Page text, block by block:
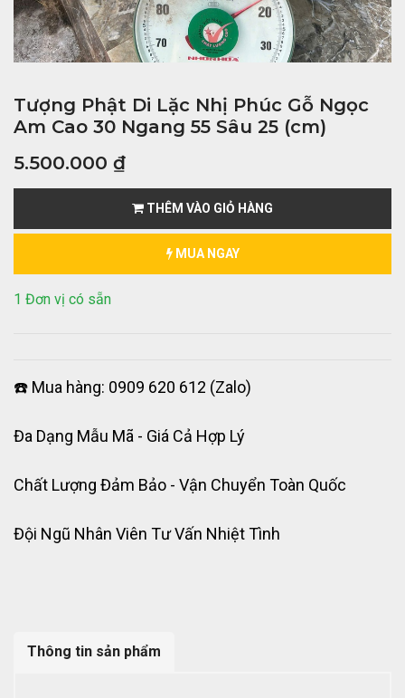
Tượng Phật Di Lặc Nhị Phúc Gỗ Ngọc
Am Cao 30 Ngang 55 Sâu 25 (cm)
5.500.000 ₫
THÊM VÀO GIỎ HÀNG
MUA NGAY
1 Đơn vị có sẵn
☎️ Mua hàng: 0909 620 612 (Zalo)
Đa Dạng Mẫu Mã - Giá Cả Hợp Lý
Chất Lượng Đảm Bảo - Vận Chuyển Toàn Quốc
Đội Ngũ Nhân Viên Tư Vấn Nhiệt Tình
Thông tin sản phẩm